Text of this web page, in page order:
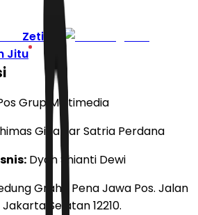
Zetizen
Jitu
Grup Multimedia
Ginanjar Satria Perdana
Dyah Shianti Dewi
Graha Pena Jawa Pos. Jalan
Selatan 12210.